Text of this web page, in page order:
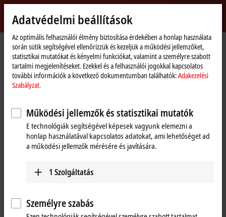
Beckhoff
-
New
Automation
Technology
KezdőlapSupport Download finder Search result
Search result
My bookmark list
You can bookmark downloads and download them here.
Do you need help? Please feel free to contact us.
Adatvédelmi beállítások
Az optimális felhasználói élmény biztosítása érdekében a honlap használata
során sütik segítségével ellenőrizzük és kezeljük a működési jellemzőket,
statisztikai mutatókat és kényelmi funkciókat, valamint a személyre szabott
tartalmi megjelenítéseket. Ezekkel és a felhasználói jogokkal kapcsolatos
további információk a következő dokumentumban találhatók:Adakezelési
Szabályzat.
Működési jellemzők és statisztikai mutatók
E technológiák segítségével képesek vagyunk elemezni a
honlap használatával kapcsolatos adatokat, ami lehetőséget ad
a működési jellemzők mérésére és javítására.
1 Szolgáltatás
Személyre szabás